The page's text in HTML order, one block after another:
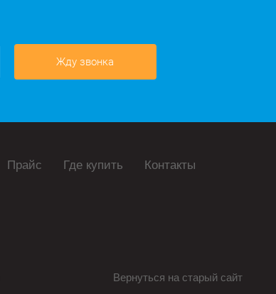
Жду звонка
Прайс Где купить Контакты
Вернуться на старый сайт